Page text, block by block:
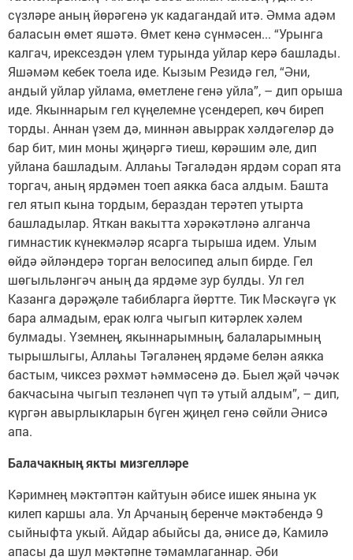
сүзләре аның йөрәгенә ук кадагандай итә. Әмма адәм
баласын өмет яшәтә. Өмет кенә сүнмәсен... “Урынга
калгач, ирексездән үлем турында уйлар керә башлады.
Яшәмәм кебек тоела иде. Кызым Резидә гел, “Әни,
андый уйлар уйлама, өметлене генә уйла”, – дип орыша
иде. Якыннарым гел күңелемне үсендереп, көч биреп
торды. Аннан үзем дә, миннән авыррак хәлдәгеләр дә
бар бит, мин моны җиңәргә тиеш, көрәшим әле, дип
уйлана башладым. Аллаһы Тәгаләдән ярдәм сорап ята
торгач, аның ярдәмен тоеп аякка баса алдым. Башта
гел ятып кына тордым, бераздан терәтеп утырта
башладылар. Яткан вакытта хәрәкәтләнә алганча
гимнастик күнекмәләр ясарга тырыша идем. Улым
өйдә әйләндерә торган велосипед алып бирде. Гел
шөгыльләнгәч аның да ярдәме зур булды. Ул гел
Казанга дәрәҗәле табибларга йөртте. Тик Мәскәүгә үк
бара алмадым, ерак юлга чыгып китәрлек хәлем
булмады. Үземнең, якыннарымның, балаларымның
тырышлыгы, Аллаһы Тәгаләнең ярдәме белән аякка
бастым, чиксез рәхмәт һәммәсенә дә. Быел җәй чәчәк
бакчасына чыгып тезләнеп чүп тә утый алдым”, – дип,
күргән авырлыкларын бүген җиңел генә сөйли Әнисә
апа.
Балачакның якты мизгелләре
Кәримнең мәктәптән кайтуын әбисе ишек янына ук
килеп каршы ала. Ул Арчаның беренче мәктәбендә 9
сыйныфта укый. Айдар абыйсы да, әнисе дә, Камилә
апасы да шул мәктәпне тәмамлаганнар. Әби